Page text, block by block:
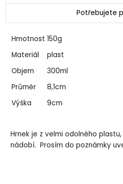
Potřebujete
Hmotnost 150g
Materiál
plast
Objem
300ml
Průměr
8,1cm
Výška
9cm
Hrnek je z velmi odolného
nádobí. Prosím do poznámky